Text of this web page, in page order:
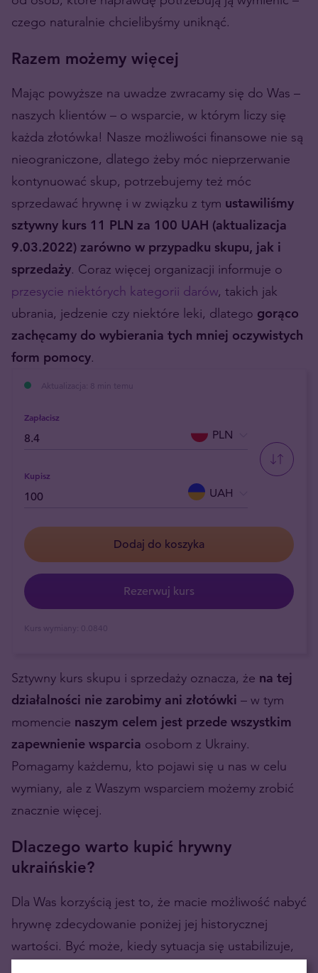
czego naturalnie chcielibyśmy uniknąć.
Razem możemy więcej
Mając powyższe na uwadze zwracamy się do Was –
naszych klientów – o wsparcie, w którym liczy się
każda złotówka! Nasze możliwości finansowe nie są
nieograniczone, dlatego żeby móc nieprzerwanie
kontynuować skup, potrzebujemy też móc
sprzedawać hrywnę i w związku z tym ustawiliśmy
sztywny kurs 11 PLN za 100 UAH (aktualizacja
9.03.2022) zarówno w przypadku skupu, jak i
sprzedaży. Coraz więcej organizacji informuje o
przesycie niektórych kategorii darów, takich jak
ubrania, jedzenie czy niektóre leki, dlatego gorąco
zachęcamy do wybierania tych mniej oczywistych
form pomocy.
Aktualizacja: 8 min temu
Zapłacisz
PLN
Kupisz
UAH
Dodaj do koszyka
Rezerwuj kurs
Kurs wymiany: 0.0840
Sztywny kurs skupu i sprzedaży oznacza, że na tej
działalności nie zarobimy ani złotówki – w tym
momencie naszym celem jest przede wszystkim
zapewnienie wsparcia osobom z Ukrainy.
Pomagamy każdemu, kto pojawi się u nas w celu
wymiany, ale z Waszym wsparciem możemy zrobić
znacznie więcej.
Dlaczego warto kupić hrywny
ukraińskie?
Dla Was korzyścią jest to, że macie możliwość nabyć
hrywnę zdecydowanie poniżej jej historycznej
wartości. Być może, kiedy sytuacja się ustabilizuje,